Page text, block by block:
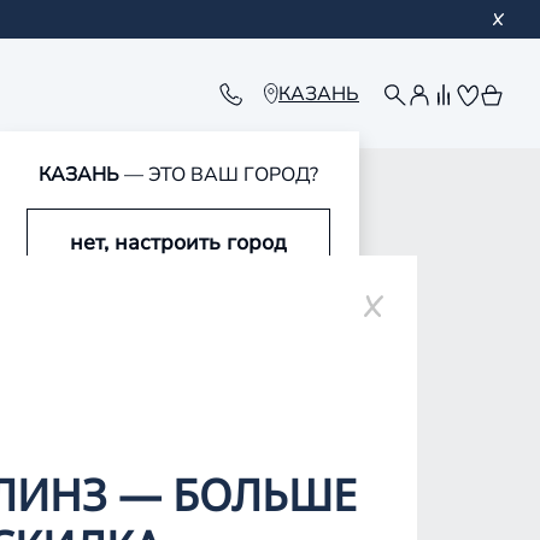
КАЗАНЬ
КАЗАНЬ— ЭТО ВАШ ГОРОД?
нет, настроить город
— БОЛЬШЕ